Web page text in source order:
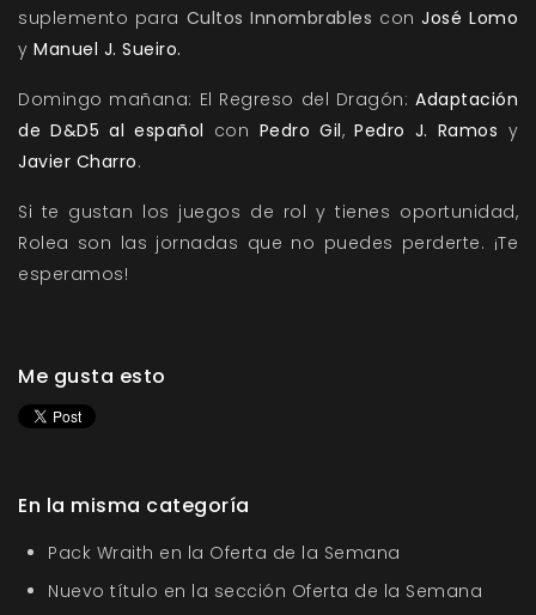
suplemento para Cultos Innombrables conJosé Lomo
y Manuel J. Sueiro.
Domingo mañana: El Regreso del Dragón: Adaptación
de D&D5 al español con Pedro Gil,Pedro J. Ramos y
Javier Charro.
Si te gustan los juegos de rol y tienes oportunidad,
Rolea son las jornadas que no puedes perderte. ¡Te
esperamos!
Me gusta esto
En la misma categoría
Pack Wraith en la Oferta de la Semana
Nuevo título en la sección Oferta de la Semana